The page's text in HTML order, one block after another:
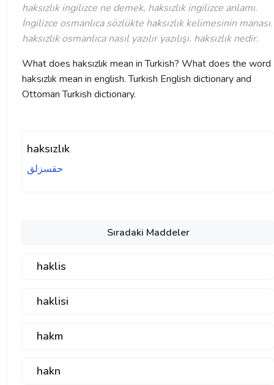
haksızlık ingilizce ne demek, haksızlık ingilizce anlamı.
İngilizce osmanlıca sözlükte haksızlık kelimesinin manası.
haksızlık osmanlıca nasıl yazılır yazılışı. haksızlık nedir.
What does haksızlık mean in Turkish? What does the word
haksızlık mean in english. Turkish English dictionary and
Ottoman Turkish dictionary.
haksızlık
حقسزلق
Sıradaki Maddeler
haklis
haklisi
hakm
hakn